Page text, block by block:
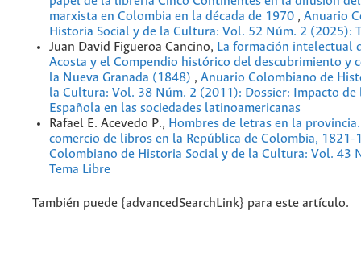
marxista en Colombia en la década de 1970 , Anuario
Historia Social y de la Cultura: Vol. 52 Núm. 2 (2025):
Juan David Figueroa Cancino, La formación intelectual
Acosta y el Compendio histórico del descubrimiento y
la Nueva Granada (1848) , Anuario Colombiano de
la Cultura: Vol. 38 Núm. 2 (2011): Dossier: Impacto de
Española en las sociedades latinoamericanas
Rafael E. Acevedo P., Hombres de letras en la
comercio de libros en la República de Colombia,
Colombiano de Historia Social y de la Cultura: Vol. 43
Tema Libre
También puede {advancedSearchLink} para este artículo.